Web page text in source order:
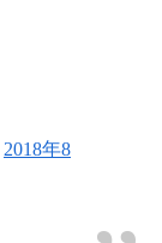
2018年8